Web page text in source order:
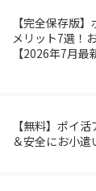
【完全保存版
メリット7選！
【2026年7月最
【無料】ポイ
＆安全にお小遣